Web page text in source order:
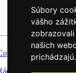
Súbory
vášho
našich
prichádzajú.
Fotobanka |
Vatikán|SSV|